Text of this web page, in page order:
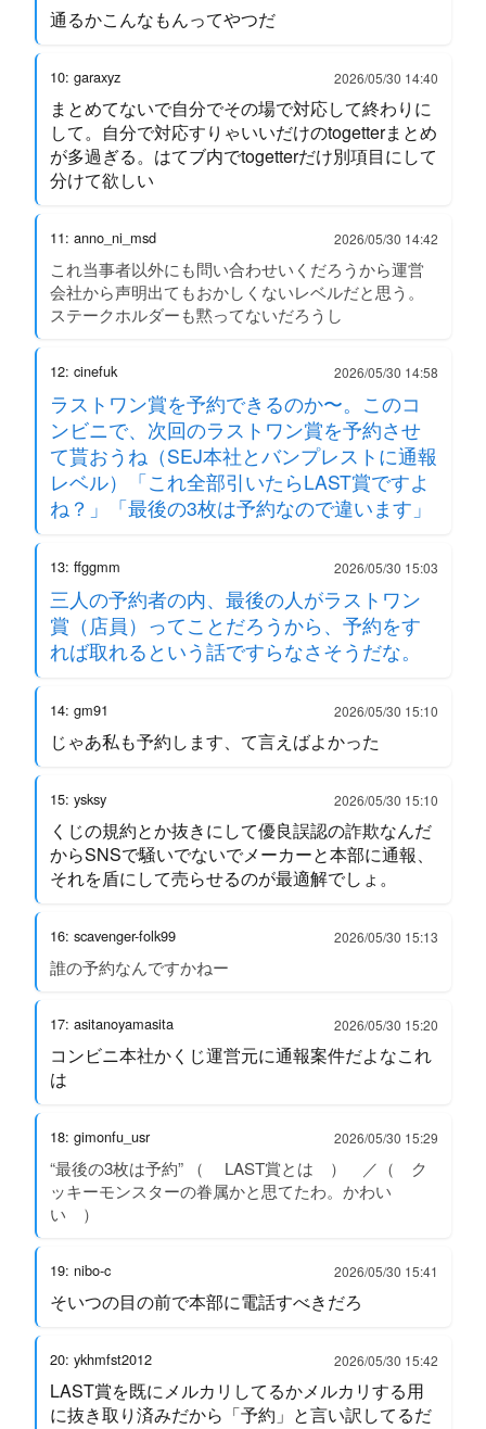
通るかこんなもんってやつだ
10: garaxyz 2026/05/30 14:40
まとめてないで自分でその場で対応して終わりに
して。自分で対応すりゃいいだけのtogetterまとめ
が多過ぎる。はてブ内でtogetterだけ別項目にして
分けて欲しい
11: anno_ni_msd 2026/05/30 14:42
これ当事者以外にも問い合わせいくだろうから運営
会社から声明出てもおかしくないレベルだと思う。
ステークホルダーも黙ってないだろうし
12: cinefuk 2026/05/30 14:58
ラストワン賞を予約できるのか〜。このコ
ンビニで、次回のラストワン賞を予約させ
て貰おうね（SEJ本社とバンプレストに通報
レベル）「これ全部引いたらLAST賞ですよ
ね？」「最後の3枚は予約なので違います」
13: ffggmm 2026/05/30 15:03
三人の予約者の内、最後の人がラストワン
賞（店員）ってことだろうから、予約をす
れば取れるという話ですらなさそうだな。
14: gm91 2026/05/30 15:10
じゃあ私も予約します、て言えばよかった
15: ysksy 2026/05/30 15:10
くじの規約とか抜きにして優良誤認の詐欺なんだ
からSNSで騒いでないでメーカーと本部に通報、
それを盾にして売らせるのが最適解でしょ。
16: scavenger-folk99 2026/05/30 15:13
誰の予約なんですかねー
17: asitanoyamasita 2026/05/30 15:20
コンビニ本社かくじ運営元に通報案件だよなこれ
は
18: gimonfu_usr 2026/05/30 15:29
“最後の3枚は予約” （ LAST賞とは ） ／（ ク
ッキーモンスターの眷属かと思てたわ。かわい
い ）
19: nibo-c 2026/05/30 15:41
そいつの目の前で本部に電話すべきだろ
20: ykhmfst2012 2026/05/30 15:42
LAST賞を既にメルカリしてるかメルカリする用
に抜き取り済みだから「予約」と言い訳してるだ